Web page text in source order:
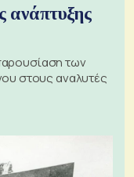
ανάπτυξης
των
στους αναλυτές